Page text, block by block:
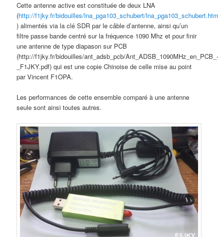
Cette antenne active est constituée de deux LNA
(http://f1jky.fr/bidouilles/lna_pga103_schubert/
) alimentés via la clé SDR par le câble d’antenne, ainsi qu’un
filtre passe bande centré sur la fréquence 1090 Mhz et pour finir
une antenne de type diapason sur PCB
(http://f1jky.fr/bidouilles/ant_adsb_pcb/
_F1JKY.pdf) qui est une copie Chinoise de celle mise au point
par Vincent F1OPA.
Les performances de cette ensemble comparé à une antenne
seule sont ainsi toutes autres.